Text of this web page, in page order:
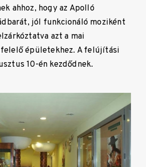
ahhoz, hogy az Apolló
jól funkcionáló moziként
azt a mai
épületekhez. A felújítási
10-én kezdődnek.